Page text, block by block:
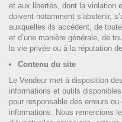
et aux libertés, dont la violation
doivent notamment s’abstenir,
auxquelles ils accèdent, de
et d’une manière générale, de
la vie privée ou à la réputation
Contenu du site
Le Vendeur met à disposition
informations et outils
pour responsable des erreurs
informations. Nous remercions